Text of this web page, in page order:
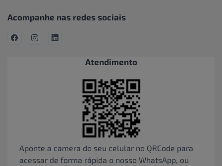
Acompanhe nas redes sociais
Atendimento
Aponte a camera do seu celular no QRCode para
acessar de forma rápida o nosso WhatsApp, ou